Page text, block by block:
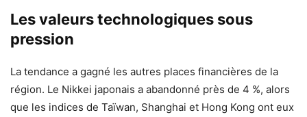
Les valeurs technologiques sous
pression
La tendance a gagné les autres places financières de la
région. Le Nikkei japonais a abandonné près de 4 %, alors
que les indices de Taïwan, Shanghai et Hong Kong ont eux